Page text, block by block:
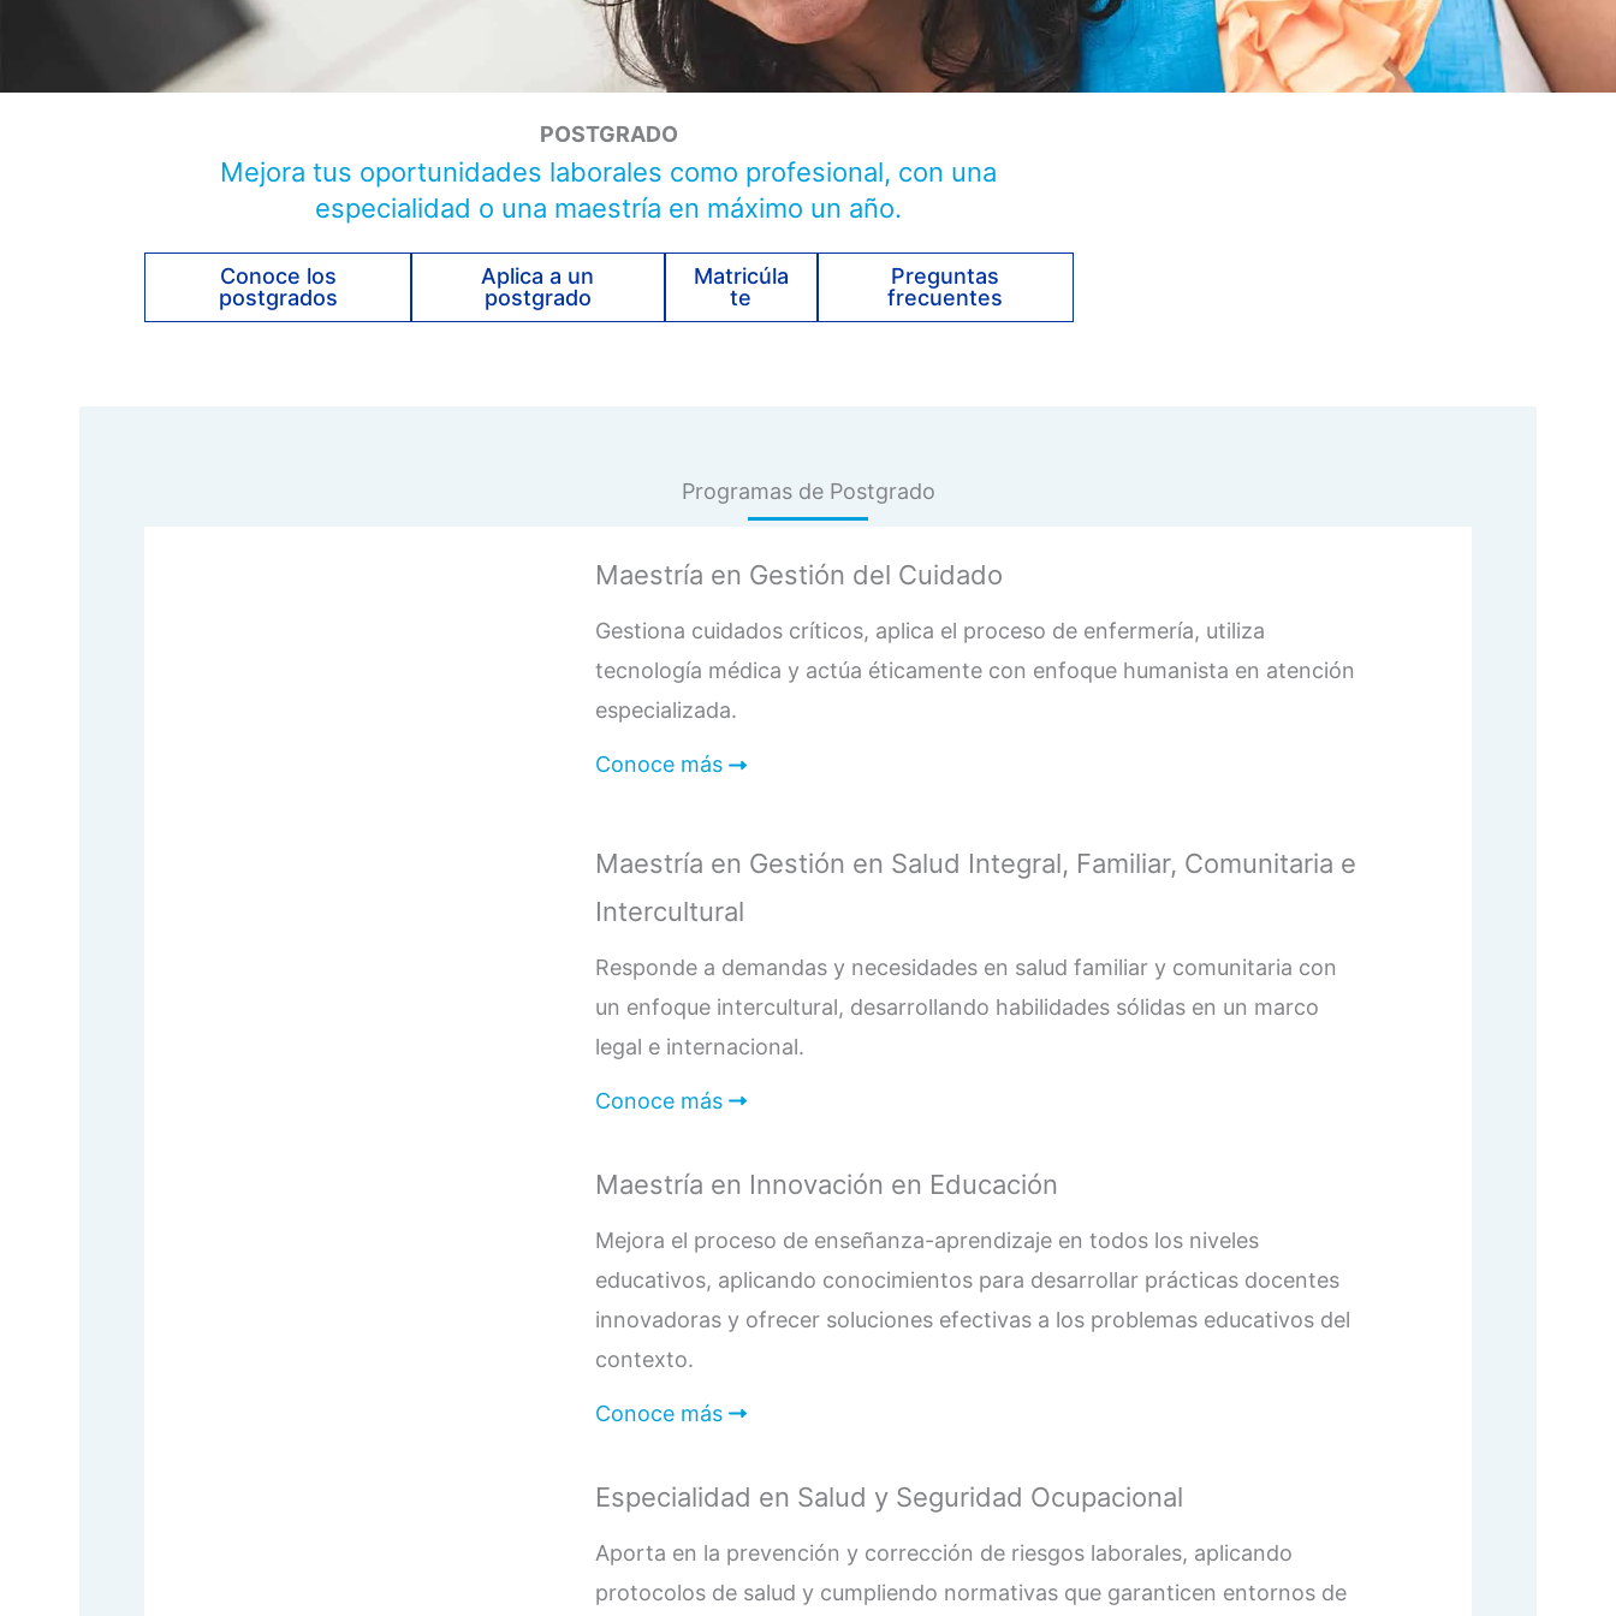
POSTGRADO
Mejora tus oportunidades laborales como profesional, con una
especialidad o una maestría en máximo un año.
Conoce los
postgrados
Aplica a un
postgrado
Matricúla
te
Preguntas
frecuentes
Programas de Postgrado
Maestría en Gestión del Cuidado
Gestiona cuidados críticos, aplica el proceso de enfermería, utiliza
tecnología médica y actúa éticamente con enfoque humanista en atención
especializada.
Conoce más
Maestría en Gestión en Salud Integral, Familiar, Comunitaria e
Intercultural
Responde a demandas y necesidades en salud familiar y comunitaria con
un enfoque intercultural, desarrollando habilidades sólidas en un marco
legal e internacional.
Conoce más
Maestría en Innovación en Educación
Mejora el proceso de enseñanza-aprendizaje en todos los niveles
educativos, aplicando conocimientos para desarrollar prácticas docentes
innovadoras y ofrecer soluciones efectivas a los problemas educativos del
contexto.
Conoce más
Especialidad en Salud y Seguridad Ocupacional
Aporta en la prevención y corrección de riesgos laborales, aplicando
protocolos de salud y cumpliendo normativas que garanticen entornos de